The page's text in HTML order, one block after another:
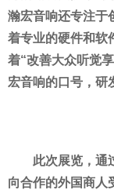
瀚宏音响还专注于
着专业的硬件和软
着“改善大众听觉
宏音响的口号，研
此次展览，通
向合作的外国商人